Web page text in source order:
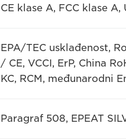
CE klase A, FCC klase A,
EPA/TEC usklađenost,
/ CE, VCCI, ErP, China
KC, RCM, međunarodni
Paragraf 508, EPEAT